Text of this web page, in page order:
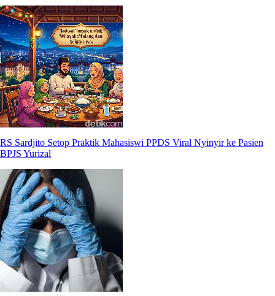
RS Sardjito Setop Praktik Mahasiswi PPDS Viral Nyinyir ke Pasien
BPJS Yurizal